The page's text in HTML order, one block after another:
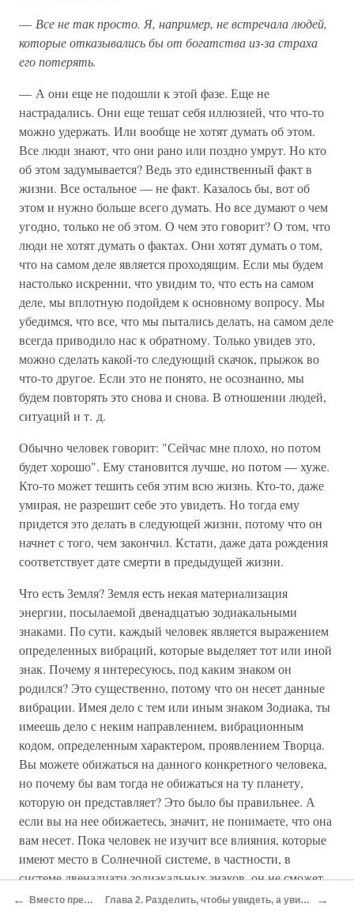
— Все не так просто. Я, например, не встречала людей,
которые отказывались бы от богатства из-за страха
его потерять.
— А они еще не подошли к этой фазе. Еще не
настрадались. Они еще тешат себя иллюзией, что что-то
можно удержать. Или вообще не хотят думать об этом.
Все люди знают, что они рано или поздно умрут. Но кто
об этом задумывается? Ведь это единственный факт в
жизни. Все остальное — не факт. Казалось бы, вот об
этом и нужно больше всего думать. Но все думают о чем
угодно, только не об этом. О чем это говорит? О том, что
люди не хотят думать о фактах. Они хотят думать о том,
что на самом деле является проходящим. Если мы будем
настолько искренни, что увидим то, что есть на самом
деле, мы вплотную подойдем к основному вопросу. Мы
убедимся, что все, что мы пытались делать, на самом деле
всегда приводило нас к обратному. Только увидев это,
можно сделать какой-то следующий скачок, прыжок во
что-то другое. Если это не понято, не осознанно, мы
будем повторять это снова и снова. В отношении людей,
ситуаций и т. д.
Обычно человек говорит: "Сейчас мне плохо, но потом
будет хорошо". Ему становится лучше, но потом — хуже.
Кто-то может тешить себя этим всю жизнь. Кто-то, даже
умирая, не разрешит себе это увидеть. Но тогда ему
придется это делать в следующей жизни, потому что он
начнет с того, чем закончил. Кстати, даже дата рождения
соответствует дате смерти в предыдущей жизни.
Что есть Земля? Земля есть некая материализация
энергии, посылаемой двенадцатью зодиакальными
знаками. По сути, каждый человек является выражением
определенных вибраций, которые выделяет тот или иной
знак. Почему я интересуюсь, под каким знаком он
родился? Это существенно, потому что он несет данные
вибрации. Имея дело с тем или иным знаком Зодиака, ты
имеешь дело с неким направлением, вибрационным
кодом, определенным характером, проявлением Творца.
Вы можете обижаться на данного конкретного человека,
но почему бы вам тогда не обижаться на ту планету,
которую он представляет? Это было бы правильнее. А
если вы на нее обижаетесь, значит, не понимаете, что она
вам несет. Пока человек не изучит все влияния, которые
имеют место в Солнечной системе, в частности, в
системе двенадцати зодиакальных знаков, он не сможет
выйти отсюда.
← Вместо предисловия Глава 2. Разделить, чтобы увидеть, а увидеть, чтобы соединить →